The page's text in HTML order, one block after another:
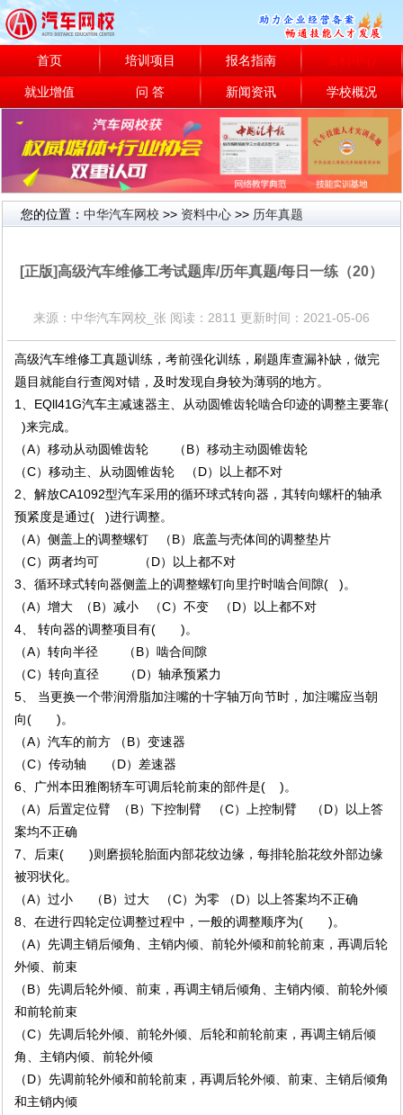
首页 培训项目 报名指南 资料中心
就业增值 问 答 新闻资讯 学校概况
您的位置：中华汽车网校 >> 资料中心 >> 历年真题
[正版]高级汽车维修工考试题库/历年真题/每日一练（20）
来源：中华汽车网校_张 阅读：2811 更新时间：2021-05-06
高级汽车维修工真题训练，考前强化训练，刷题库查漏补缺，做完
题目就能自行查阅对错，及时发现自身较为薄弱的地方。
1、EQll41G汽车主减速器主、从动圆锥齿轮啮合印迹的调整主要靠(
)来完成。
（A）移动从动圆锥齿轮 （B）移动主动圆锥齿轮
（C）移动主、从动圆锥齿轮 （D）以上都不对
2、解放CA1092型汽车采用的循环球式转向器，其转向螺杆的轴承
预紧度是通过( )进行调整。
（A）侧盖上的调整螺钉 （B）底盖与壳体间的调整垫片
（C）两者均可 （D）以上都不对
3、循环球式转向器侧盖上的调整螺钉向里拧时啮合间隙( )。
（A）增大 （B）减小 （C）不变 （D）以上都不对
4、 转向器的调整项目有( )。
（A）转向半径 （B）啮合间隙
（C）转向直径 （D）轴承预紧力
5、 当更换一个带润滑脂加注嘴的十字轴万向节时，加注嘴应当朝
向( )。
（A）汽车的前方 （B）变速器
（C）传动轴 （D）差速器
6、广州本田雅阁轿车可调后轮前束的部件是( )。
（A）后置定位臂 （B）下控制臂 （C）上控制臂 （D）以上答
案均不正确
7、后束( )则磨损轮胎面内部花纹边缘，每排轮胎花纹外部边缘
被羽状化。
（A）过小 （B）过大 （C）为零 （D）以上答案均不正确
8、在进行四轮定位调整过程中，一般的调整顺序为( )。
（A）先调主销后倾角、主销内倾、前轮外倾和前轮前束，再调后轮
外倾、前束
（B）先调后轮外倾、前束，再调主销后倾角、主销内倾、前轮外倾
和前轮前束
（C）先调后轮外倾、前轮外倾、后轮和前轮前束，再调主销后倾
角、主销内倾、前轮外倾
（D）先调前轮外倾和前轮前束，再调后轮外倾、前束、主销后倾角
和主销内倾